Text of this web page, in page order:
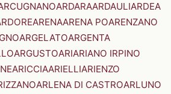
ARDARAARDAULIARDEA
ARENAARENA POARENZANO
ARGELATOARGENTA
ARGUSTOARIARIANO IRPINO
ARICCIAARIELLIARIENZO
ARLENA DI CASTROARLUNO